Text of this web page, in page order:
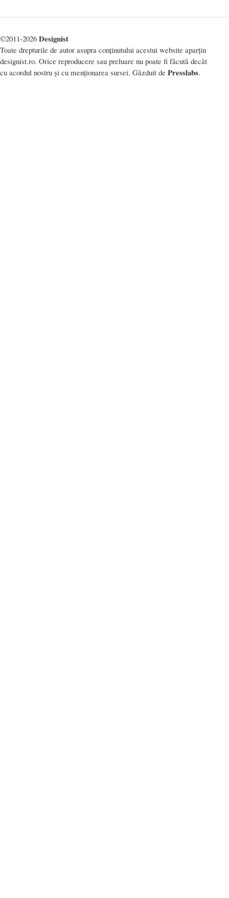
©2011-2026 Designist
Toate drepturile de autor asupra conținutului acestui website aparțin
designist.ro. Orice reproducere sau preluare nu poate fi făcută decât
cu acordul nostru și cu menționarea sursei. Găzduit de Presslabs.